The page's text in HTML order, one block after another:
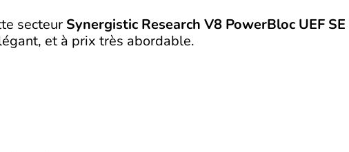
secteur Synergistic Research V8 PowerBloc UEF SE
et à prix très abordable.